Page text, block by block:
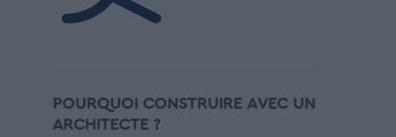
POURQUOI CONSTRUIRE AVEC UN
ARCHITECTE ?